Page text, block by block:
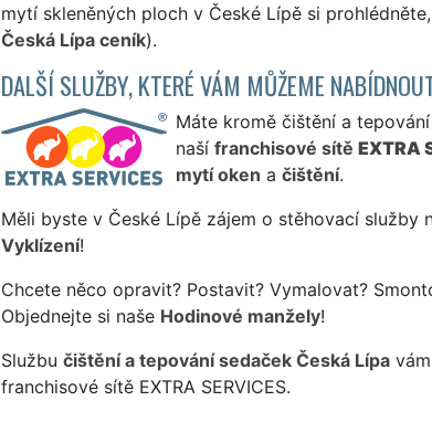
mytí skleněných ploch v České Lípě si
Česká Lípa ceník).
DALŠÍ SLUŽBY, KTERÉ VÁM MŮŽEME
Máte kromě čištění a
naší franchisové sítě EXTRA
mytí oken a čištění.
Měli byste v České Lípě zájem o stěhovací služby
Vyklízení!
Chcete něco opravit? Postavit? Vymalovat?
Objednejte si naše Hodinové manžely!
Službu čištění a tepování sedaček Česká Lípavám
franchisové sítě EXTRA SERVICES.